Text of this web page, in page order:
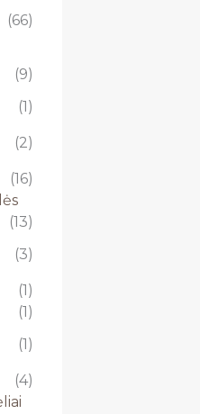
(66)
(9)
(1)
(2)
(16)
(13)
(3)
(1)
(1)
(1)
(4)